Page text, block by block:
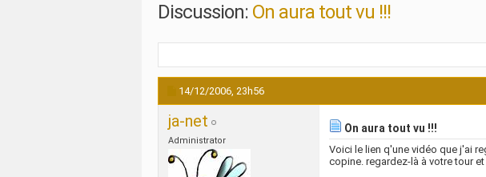
Discussion: On aura tout vu !!!
14/12/2006, 23h56
ja-net
Administrator
On aura tout vu !!!
Voici le lien q'une vidéo que j'ai
copine. regardez-là à votre tour